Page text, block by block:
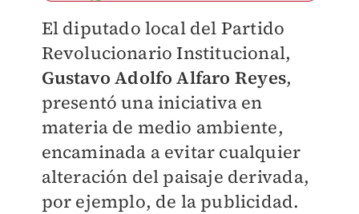
El diputado local del Partido
Revolucionario Institucional,
Gustavo Adolfo Alfaro Reyes,
presentó una iniciativa en
materia de medio ambiente,
encaminada a evitar cualquier
alteración del paisaje derivada,
por ejemplo, de la publicidad.